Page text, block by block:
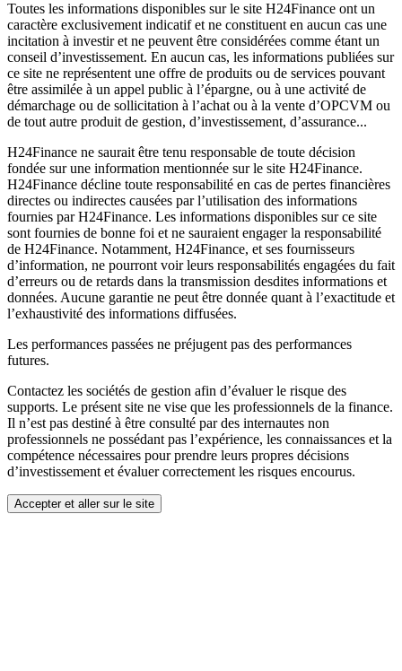
Toutes les informations disponibles sur le site H24Finance ont un
caractère exclusivement indicatif et ne constituent en aucun cas une
incitation à investir et ne peuvent être considérées comme étant un
conseil d’investissement. En aucun cas, les informations publiées sur
ce site ne représentent une offre de produits ou de services pouvant
être assimilée à un appel public à l’épargne, ou à une activité de
démarchage ou de sollicitation à l’achat ou à la vente d’OPCVM ou
de tout autre produit de gestion, d’investissement, d’assurance...
H24Finance ne saurait être tenu responsable de toute décision
fondée sur une information mentionnée sur le site H24Finance.
H24Finance décline toute responsabilité en cas de pertes financières
directes ou indirectes causées par l’utilisation des informations
fournies par H24Finance. Les informations disponibles sur ce site
sont fournies de bonne foi et ne sauraient engager la responsabilité
de H24Finance. Notamment, H24Finance, et ses fournisseurs
d’information, ne pourront voir leurs responsabilités engagées du fait
d’erreurs ou de retards dans la transmission desdites informations et
données. Aucune garantie ne peut être donnée quant à l’exactitude et
l’exhaustivité des informations diffusées.
Les performances passées ne préjugent pas des performances
futures.
Contactez les sociétés de gestion afin d’évaluer le risque des
supports. Le présent site ne vise que les professionnels de la finance.
Il n’est pas destiné à être consulté par des internautes non
professionnels ne possédant pas l’expérience, les connaissances et la
compétence nécessaires pour prendre leurs propres décisions
d’investissement et évaluer correctement les risques encourus.
Accepter et aller sur le site